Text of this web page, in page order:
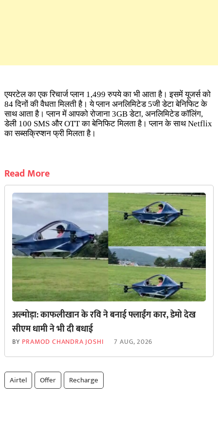
एयरटेल का एक रिचार्ज प्लान 1,499 रुपये का भी आता है। इसमें यूजर्स को
84 दिनों की वैधता मिलती है। ये प्लान अनलिमिटेड 5जी डेटा बेनिफिट के
साथ आता है। प्लान में आपको रोजाना 3GB डेटा, अनलिमिटेड कॉलिंग,
डेली 100 SMS और OTT का बेनिफिट मिलता है। प्लान के साथ Netflix
का सब्सक्रिप्शन फ्री मिलता है।
Read More
अल्मोड़ा: काफलीखान के रवि ने बनाई फ्लाईंग कार, डेमो देख
सीएम धामी ने भी दी बधाई
BY PRAMOD CHANDRA JOSHI 7 AUG, 2026
Airtel Offer Recharge